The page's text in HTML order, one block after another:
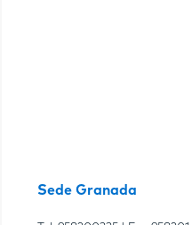
Sede Granada